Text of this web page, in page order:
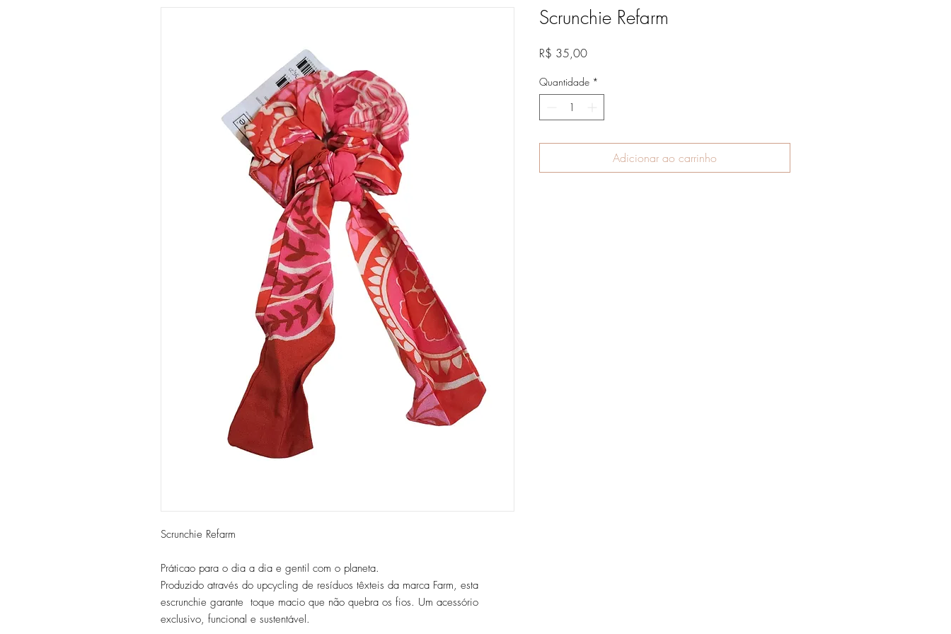
Scrunchie Refarm
Práticao para o dia a dia e gentil com o planeta.
Produzido através do upcycling de resíduos têxteis da marca Farm, esta
escrunchie garante toque macio que não quebra os fios. Um acessório
exclusivo, funcional e sustentável.
Scrunchie Refarm
R$ 35,00Preço
Quantidade *
Adicionar ao carrinho